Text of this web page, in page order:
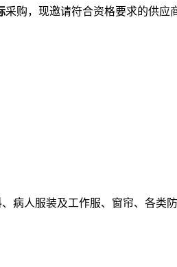
采购，现邀请符合资格要求的供应
病人服装及工作服、窗帘、各类